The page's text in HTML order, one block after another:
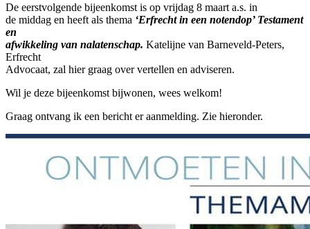
De eerstvolgende bijeenkomst is op vrijdag 8 maart a.s. in
de middag en heeft als thema ‘Erfrecht in een notendop’ Testament
en
afwikkeling van nalatenschap. Katelijne van Barneveld-Peters,
Erfrecht
Advocaat, zal hier graag over vertellen en adviseren.
Wil je deze bijeenkomst bijwonen, wees welkom!
Graag ontvang ik een bericht er aanmelding. Zie hieronder.